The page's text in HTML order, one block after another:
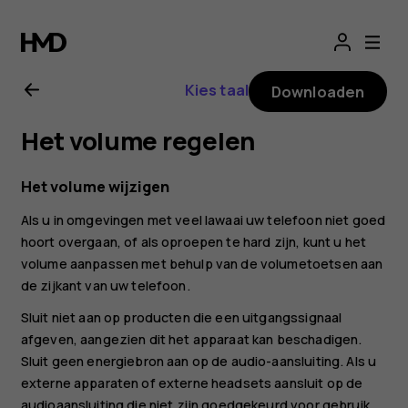
voor
Nokia
8.1
Kies taal Downloaden
Het volume regelen
Het volume wijzigen
Als u in omgevingen met veel lawaai uw telefoon niet goed
hoort overgaan, of als oproepen te hard zijn, kunt u het
volume aanpassen met behulp van de volumetoetsen aan
de zijkant van uw telefoon.
Sluit niet aan op producten die een uitgangssignaal
afgeven, aangezien dit het apparaat kan beschadigen.
Sluit geen energiebron aan op de audio-aansluiting. Als u
externe apparaten of externe headsets aansluit op de